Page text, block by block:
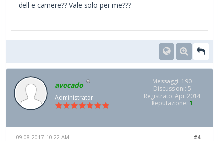
dell e camere?? Vale solo per me???
avocado
Administrator
Messaggi: 190
Discussioni: 5
Registrato: Apr 2014
Reputazione: 1
#4
09-08-2017, 10:22 AM